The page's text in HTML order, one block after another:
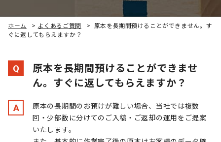
ホーム > よくあるご質問 > 原本を長期間預けることができません。す
ぐに返してもらえますか？
Q
原本を長期間預けることができませ
ん。すぐに返してもらえますか？
A
原本の長期間のお預けが難しい場合、当社では複数
回・少部数に分けてのご入稿・ご返却の運用をご提案
いたします。